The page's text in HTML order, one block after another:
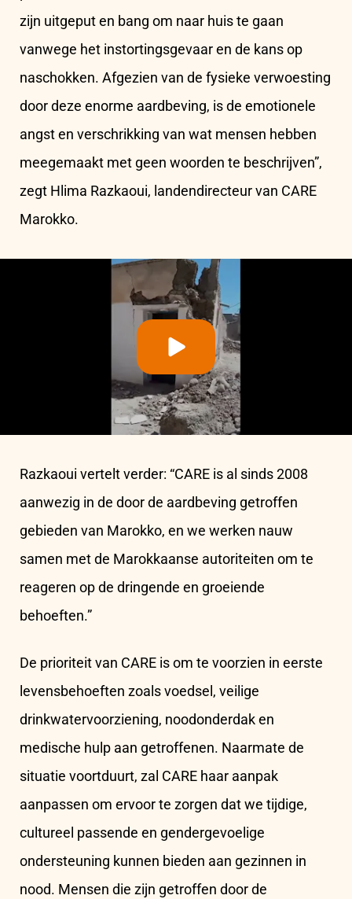
zijn uitgeput en bang om naar huis te gaan
vanwege het instortingsgevaar en de kans op
naschokken. Afgezien van de fysieke verwoesting
door deze enorme aardbeving, is de emotionele
angst en verschrikking van wat mensen hebben
meegemaakt met geen woorden te beschrijven”,
zegt Hlima Razkaoui, landendirecteur van CARE
Marokko.
Razkaoui vertelt verder: “CARE is al sinds 2008
aanwezig in de door de aardbeving getroffen
gebieden van Marokko, en we werken nauw
samen met de Marokkaanse autoriteiten om te
reageren op de dringende en groeiende
behoeften.”
De prioriteit van CARE is om te voorzien in eerste
levensbehoeften zoals voedsel, veilige
drinkwatervoorziening, noodonderdak en
medische hulp aan getroffenen. Naarmate de
situatie voortduurt, zal CARE haar aanpak
aanpassen om ervoor te zorgen dat we tijdige,
cultureel passende en gendergevoelige
ondersteuning kunnen bieden aan gezinnen in
nood. Mensen die zijn getroffen door de